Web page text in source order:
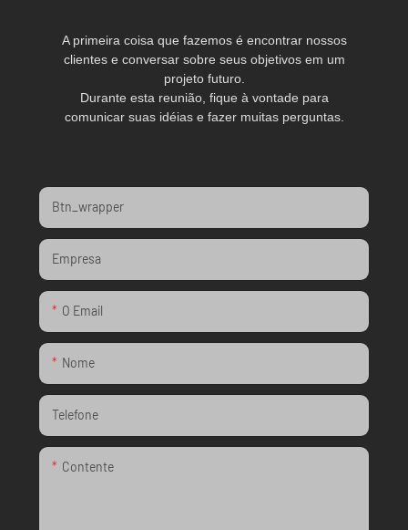
A primeira coisa que fazemos é encontrar nossos
clientes e conversar sobre seus objetivos em um
projeto futuro.
Durante esta reunião, fique à vontade para
comunicar suas idéias e fazer muitas perguntas.
Btn_wrapper
Empresa
O Email
Nome
Telefone
Contente